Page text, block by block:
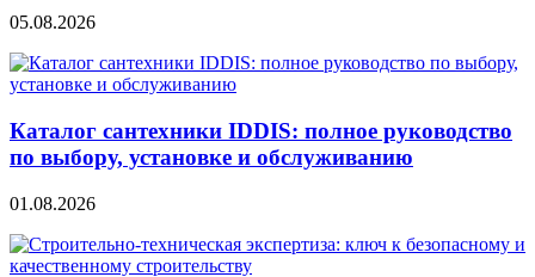
05.08.2026
Каталог сантехники IDDIS: полное руководство
по выбору, установке и обслуживанию
01.08.2026